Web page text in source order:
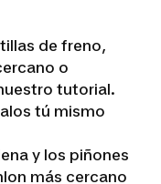
de freno,
o
tutorial.
tú mismo
y los piñones
más cercano